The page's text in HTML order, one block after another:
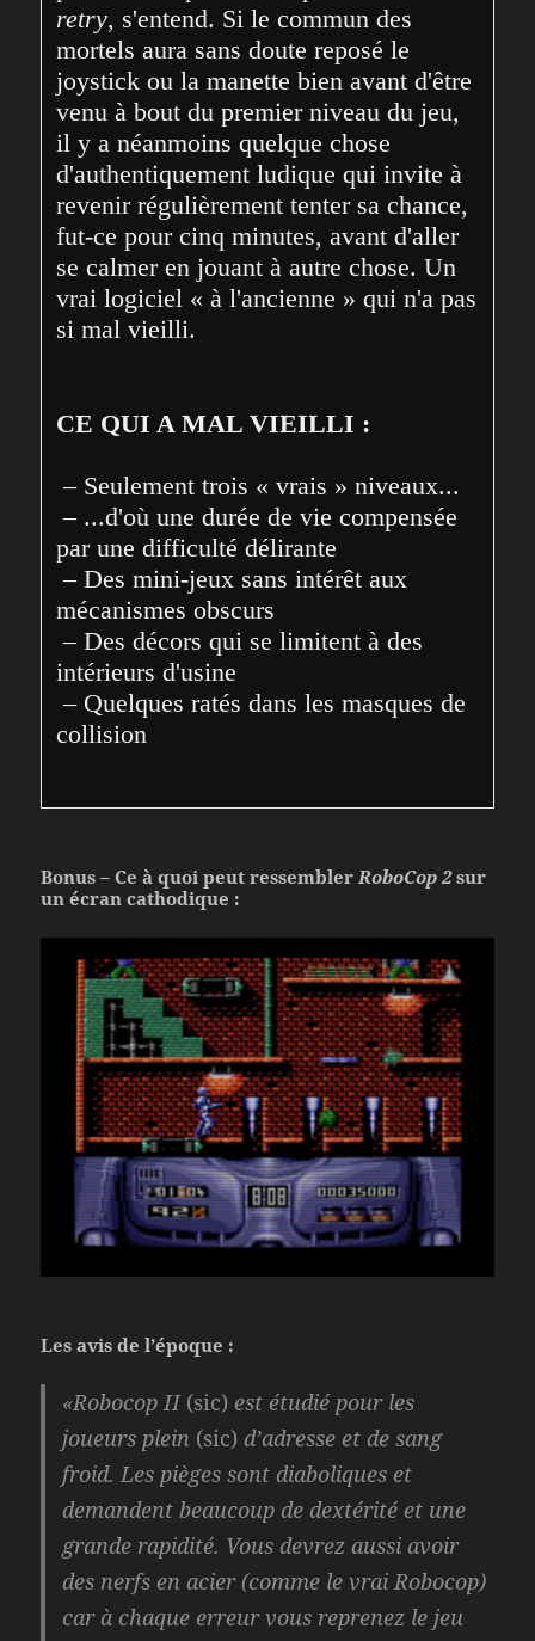
retry, s'entend. Si le commun des
mortels aura sans doute reposé le
joystick ou la manette bien avant d'être
venu à bout du premier niveau du jeu,
il y a néanmoins quelque chose
d'authentiquement ludique qui invite à
revenir régulièrement tenter sa chance,
fut-ce pour cinq minutes, avant d'aller
se calmer en jouant à autre chose. Un
vrai logiciel « à l'ancienne » qui n'a pas
si mal vieilli.
CE QUI A MAL VIEILLI :
– Seulement trois « vrais » niveaux...
– ...d'où une durée de vie compensée
par une difficulté délirante
– Des mini-jeux sans intérêt aux
mécanismes obscurs
– Des décors qui se limitent à des
intérieurs d'usine
– Quelques ratés dans les masques de
collision
Bonus – Ce à quoi peut ressembler RoboCop 2sur
un écran cathodique :
Les avis de l’époque :
«Robocop II (sic) est étudié pour les
joueurs plein (sic) d’adresse et de sang
froid. Les pièges sont diaboliques et
demandent beaucoup de dextérité et une
grande rapidité. Vous devrez aussi avoir
des nerfs en acier (comme le vrai Robocop)
car à chaque erreur vous reprenez le jeu